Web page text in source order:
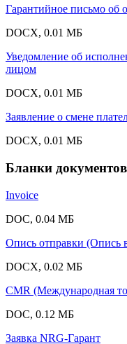
Гарантийное письмо об
DOCX, 0.01 МБ
Уведомление об
лицом
DOCX, 0.01 МБ
Заявление о смене
DOCX, 0.01 МБ
Бланки документов
Invoice
DOC, 0.04 МБ
Опись отправки (Опись
DOCX, 0.02 МБ
CMR (Международная
DOC, 0.12 МБ
Заявка NRG-Гарант